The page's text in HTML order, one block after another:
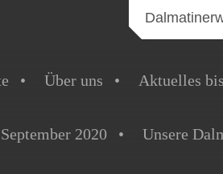
Über uns Aktuelles
2020 Unsere